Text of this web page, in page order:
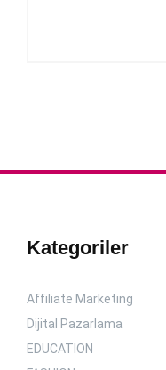
Kategoriler
Affiliate Marketing
Dijital Pazarlama
EDUCATION